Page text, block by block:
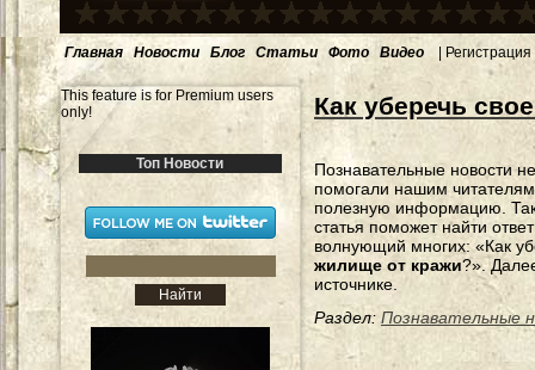
Главная Новости Блог Статьи Фото Видео | Регистрация
This feature is for Premium users
only!
Топ Новости
Как уберечь
Познавательные новости
помогали нашим читателям
полезную информацию.
статья поможет найти
волнующий многих: «Как
жилище от кражи?».
источнике.
Раздел: Познавательные